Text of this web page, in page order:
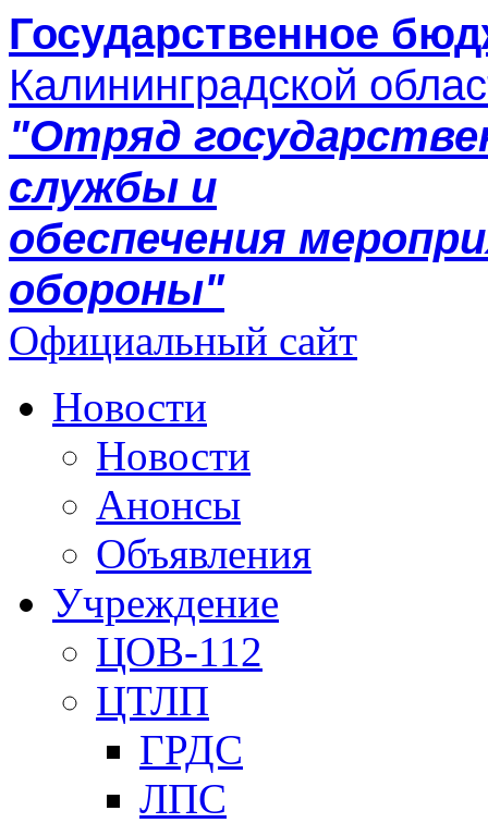
Государственное
Калининградской
"Отряд
службы и
обеспечения
обороны"
Официальный сайт
Новости
Новости
Анонсы
Объявления
Учреждение
ЦОВ-112
ЦТЛП
ГРДС
ЛПС